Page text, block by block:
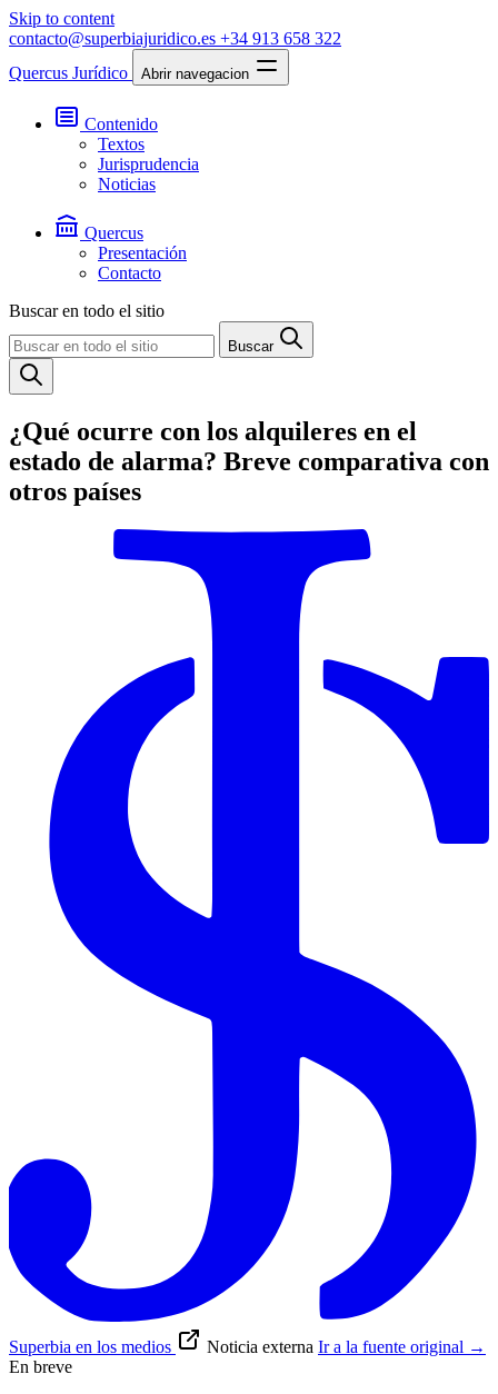
Skip to content
contacto@superbiajuridico.es +34 913 658 322
Quercus Jurídico
Abrir navegacion
Contenido
Textos
Jurisprudencia
Noticias
Quercus
Presentación
Contacto
Buscar en todo el sitio
Buscar
¿Qué ocurre con los alquileres en el
estado de alarma? Breve comparativa con
otros países
Superbia en los medios Noticia externa Ir a la fuente original →
En breve